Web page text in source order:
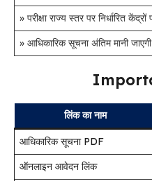
» परीक्षा राज्य स्तर पर निर्धारित केंद्रों
» आधिकारिक सूचना अंतिम मानी जाएगी
लिंक का नाम
आधिकारिक सूचना PDF
ऑनलाइन आवेदन लिंक